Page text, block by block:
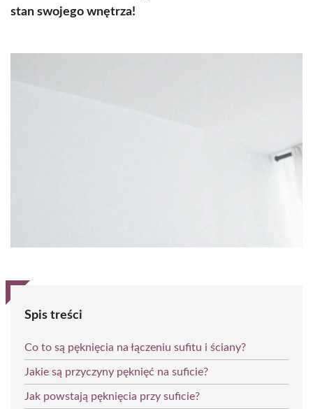
stan swojego wnętrza!
Spis treści
Co to są pęknięcia na łączeniu sufitu i ściany?
Jakie są przyczyny pęknięć na suficie?
Jak powstają pęknięcia przy suficie?